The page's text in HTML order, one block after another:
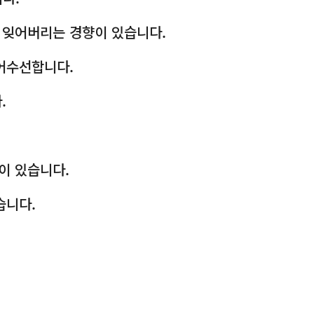
어버리는 경향이 있습니다.
선합니다.
있습니다.
니다.